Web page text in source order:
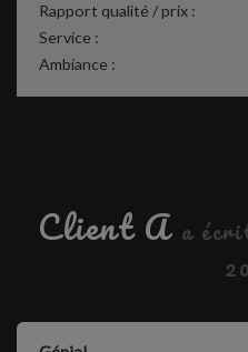
Rapport qualité / prix :
Service :
Ambiance :
Client A a